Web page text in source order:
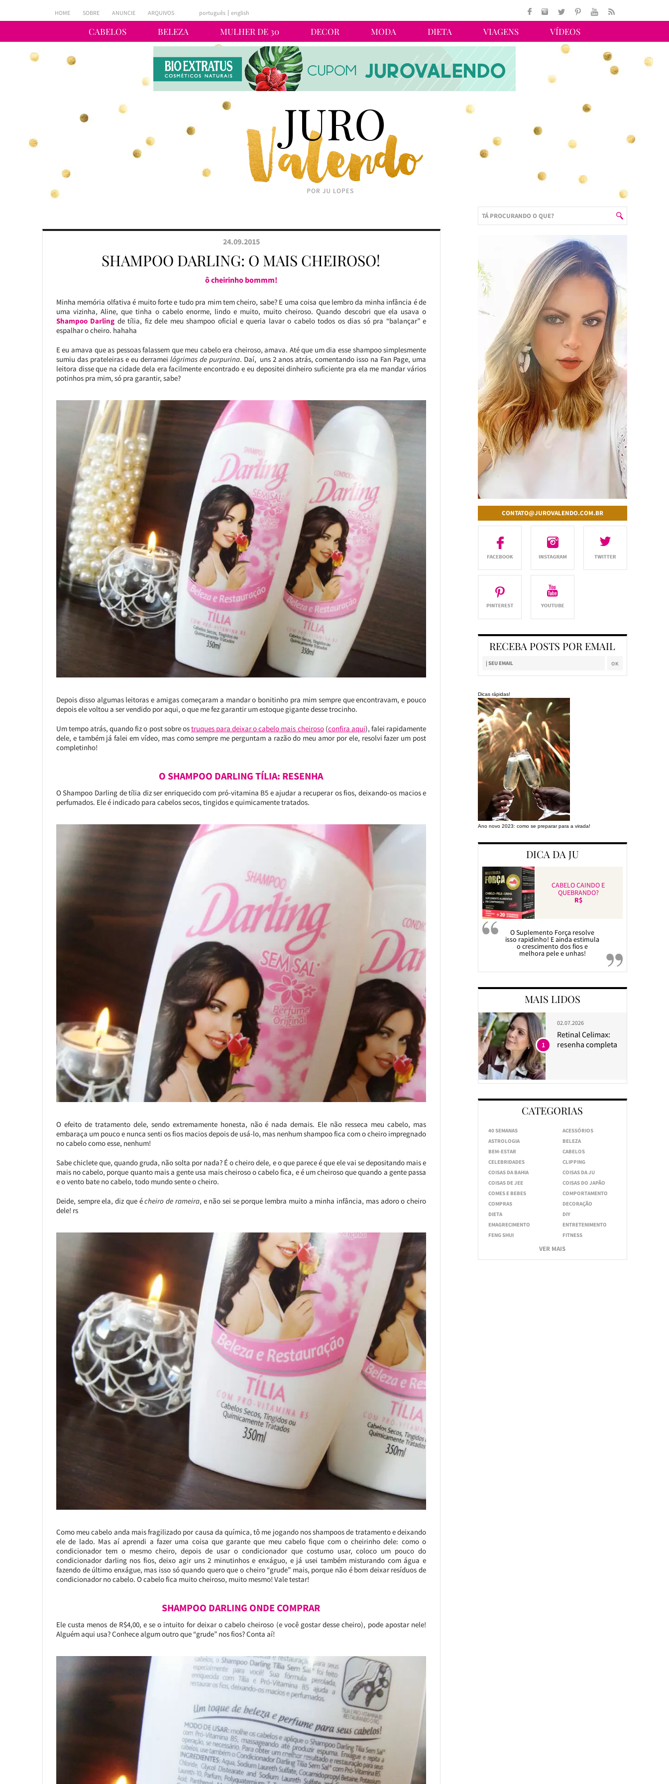
CABELOS BELEZA MULHER DE 30 DECOR MODA DIETA VIAGENS VÍDEOS
HOME SOBRE ANUNCIE ARQUIVOS português english
24.09.2015
SHAMPOO DARLING: O MAIS CHEIROSO!
ô cheirinho bommm!
Minha memória olfativa é muito forte e tudo pra mim tem cheiro, sabe? E uma coisa que lembro da minha infância é de
uma vizinha, Aline, que tinha o cabelo enorme, lindo e muito, muito cheiroso. Quando descobri que ela usava o
Shampoo Darling de tília, fiz dele meu shampoo oficial e queria lavar o cabelo todos os dias só pra “balançar” e
espalhar o cheiro. hahaha
E eu amava que as pessoas falassem que meu cabelo era cheiroso, amava. Até que um dia esse shampoo simplesmente
sumiu das prateleiras e eu derramei lágrimas de purpurina. Daí, uns 2 anos atrás, comentando isso na Fan Page, uma
leitora disse que na cidade dela era facilmente encontrado e eu depositei dinheiro suficiente pra ela me mandar vários
potinhos pra mim, só pra garantir, sabe?
Depois disso algumas leitoras e amigas começaram a mandar o bonitinho pra mim sempre que encontravam, e pouco
depois ele voltou a ser vendido por aqui, o que me fez garantir um estoque gigante desse trocinho.
Um tempo atrás, quando fiz o post sobre ostruques para deixar o cabelo mais cheiroso(confira aqui), falei rapidamente
dele, e também já falei em vídeo, mas como sempre me perguntam a razão do meu amor por ele, resolvi fazer um post
completinho!
O SHAMPOO DARLING TÍLIA: RESENHA
O Shampoo Darling de tília diz ser enriquecido com pró-vitamina B5 e ajudar a recuperar os fios, deixando-os macios e
perfumados. Ele é indicado para cabelos secos, tingidos e quimicamente tratados.
O efeito de tratamento dele, sendo extremamente honesta, não é nada demais. Ele não resseca meu cabelo, mas
embaraça um pouco e nunca senti os fios macios depois de usá-lo, mas nenhum shampoo fica com o cheiro impregnado
no cabelo como esse, nenhum!
Sabe chiclete que, quando gruda, não solta por nada? É o cheiro dele, e o que parece é que ele vai se depositando mais e
mais no cabelo, porque quanto mais a gente usa mais cheiroso o cabelo fica, e é um cheiroso que quando a gente passa
e o vento bate no cabelo, todo mundo sente o cheiro.
Deide, sempre ela, diz que écheiro de rameira, e não sei se porque lembra muito a minha infância, mas adoro o cheiro
dele! rs
Como meu cabelo anda mais fragilizado por causa da química, tô me jogando nos shampoos de tratamento e deixando
ele de lado. Mas aí aprendi a fazer uma coisa que garante que meu cabelo fique com o cheirinho dele: como o
condicionador tem o mesmo cheiro, depois de usar o condicionador que costumo usar, coloco um pouco do
condicionador darling nos fios, deixo agir uns 2 minutinhos e enxáguo, e já usei também misturando com água e
fazendo de último enxágue, mas isso só quando quero que o cheiro “grude” mais, porque não é bom deixar resíduos de
condicionador no cabelo. O cabelo fica muito cheiroso, muito mesmo! Vale testar!
SHAMPOO DARLING ONDE COMPRAR
Ele custa menos de R$4,00, e se o intuito for deixar o cabelo cheiroso (e você gostar desse cheiro), pode apostar nele!
Alguém aqui usa? Conhece algum outro que “grude” nos fios? Conta aí!
CONTATO@JUROVALENDO.COM.BR
RECEBA POSTS POR EMAIL
Dicas rápidas!
Ano novo 2023: como se preparar para a virada!
DICA DA JU
CABELO CAINDO E
QUEBRANDO?
R$
O Suplemento Força resolve
isso rapidinho! E ainda estimula
o crescimento dos fios e
melhora pele e unhas!
MAIS LIDOS
02.07.2026
Retinal Celimax:
resenha completa
1
CATEGORIAS
40 SEMANAS
ACESSÓRIOS
ASTROLOGIA
BELEZA
BEM-ESTAR
CABELOS
CELEBRIDADES
CLIPPING
COISAS DA BAHIA
COISAS DA JU
COISAS DE JEE
COISAS DO JAPÃO
COMES E BEBES
COMPORTAMENTO
COMPRAS
DECORAÇÃO
DIETA
DIY
EMAGRECIMENTO
ENTRETENIMENTO
FENG SHUI
FITNESS
VER MAIS